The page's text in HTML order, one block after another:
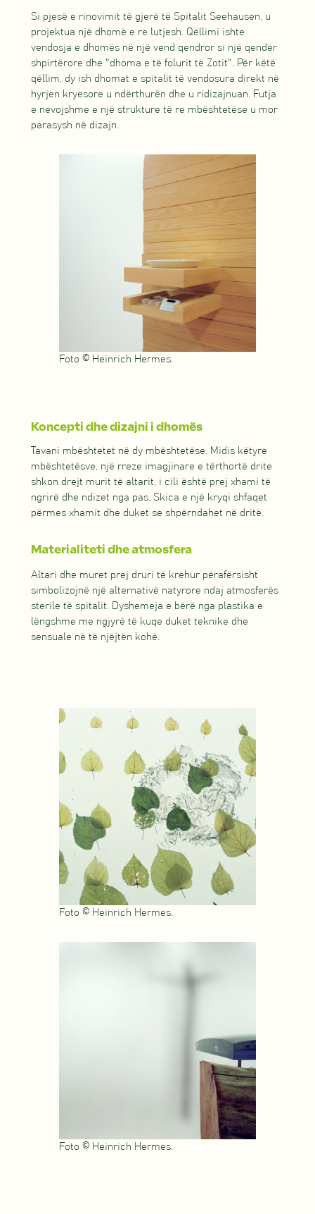
Si pjesë e rinovimit të gjerë të Spitalit Seehausen, u
projektua një dhomë e re lutjesh. Qëllimi ishte
vendosja e dhomës në një vend qendror si një qendër
shpirtërore dhe "dhoma e të folurit të Zotit". Për këtë
qëllim, dy ish dhomat e spitalit të vendosura direkt në
hyrjen kryesore u ndërthurën dhe u ridizajnuan. Futja
e nevojshme e një strukture të re mbështetëse u mor
parasysh në dizajn.
Foto © Heinrich Hermes.
Koncepti dhe dizajni i dhomës
Tavani mbështetet në dy mbështetëse. Midis këtyre
mbështetësve, një rreze imagjinare e tërthortë drite
shkon drejt murit të altarit, i cili është prej xhami të
ngrirë dhe ndizet nga pas. Skica e një kryqi shfaqet
përmes xhamit dhe duket se shpërndahet në dritë.
Materialiteti dhe atmosfera
Altari dhe muret prej druri të krehur përafërsisht
simbolizojnë një alternativë natyrore ndaj atmosferës
sterile të spitalit. Dyshemeja e bërë nga plastika e
lëngshme me ngjyrë të kuqe duket teknike dhe
sensuale në të njëjtën kohë.
Foto © Heinrich Hermes.
Foto © Heinrich Hermes.